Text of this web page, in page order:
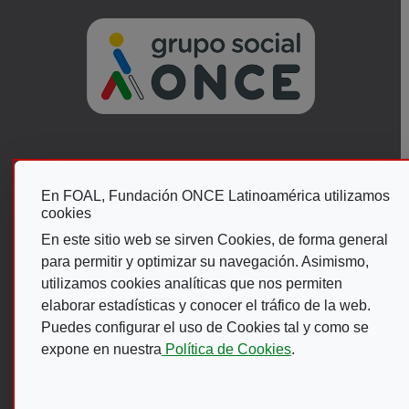
En FOAL, Fundación ONCE Latinoamérica utilizamos
cookies
En este sitio web se sirven Cookies, de forma general
para permitir y optimizar su navegación. Asimismo,
utilizamos cookies analíticas que nos permiten
elaborar estadísticas y conocer el tráfico de la web.
Puedes configurar el uso de Cookies tal y como se
expone en nuestra Política de Cookies.
Ir A Web De
ACCESIBILIDAD
AVISO LEGAL
CANAL DE DENUNCIAS ONCE
LEY DE TRANSPARENCIA